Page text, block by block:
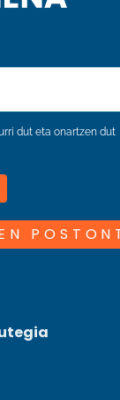
dut eta onartzen dut